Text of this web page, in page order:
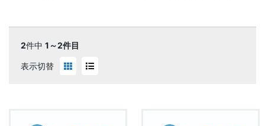
2件中 1～2件目
表示切替